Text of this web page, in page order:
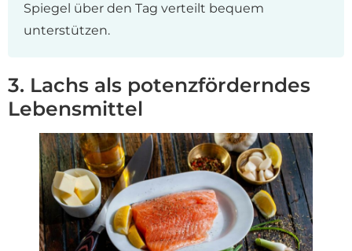
Spiegel über den Tag verteilt bequem
unterstützen.
3. Lachs als potenzförderndes
Lebensmittel